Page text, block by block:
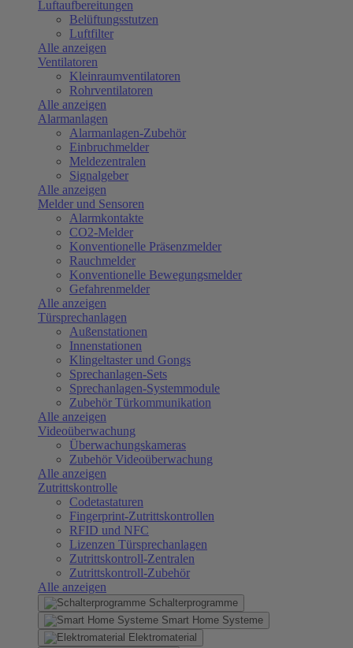
Luftaufbereitungen
Belüftungsstutzen
Luftfilter
Alle anzeigen
Ventilatoren
Kleinraumventilatoren
Rohrventilatoren
Alle anzeigen
Alarmanlagen
Alarmanlagen-Zubehör
Einbruchmelder
Meldezentralen
Signalgeber
Alle anzeigen
Melder und Sensoren
Alarmkontakte
CO2-Melder
Konventionelle Präsenzmelder
Rauchmelder
Konventionelle Bewegungsmelder
Gefahrenmelder
Alle anzeigen
Türsprechanlagen
Außenstationen
Innenstationen
Klingeltaster und Gongs
Sprechanlagen-Sets
Sprechanlagen-Systemmodule
Zubehör Türkommunikation
Alle anzeigen
Videoüberwachung
Überwachungskameras
Zubehör Videoüberwachung
Alle anzeigen
Zutrittskontrolle
Codetastaturen
Fingerprint-Zutrittskontrollen
RFID und NFC
Lizenzen Türsprechanlagen
Zutrittskontroll-Zentralen
Zutrittskontroll-Zubehör
Alle anzeigen
Schalterprogramme
Smart Home Systeme
Elektromaterial